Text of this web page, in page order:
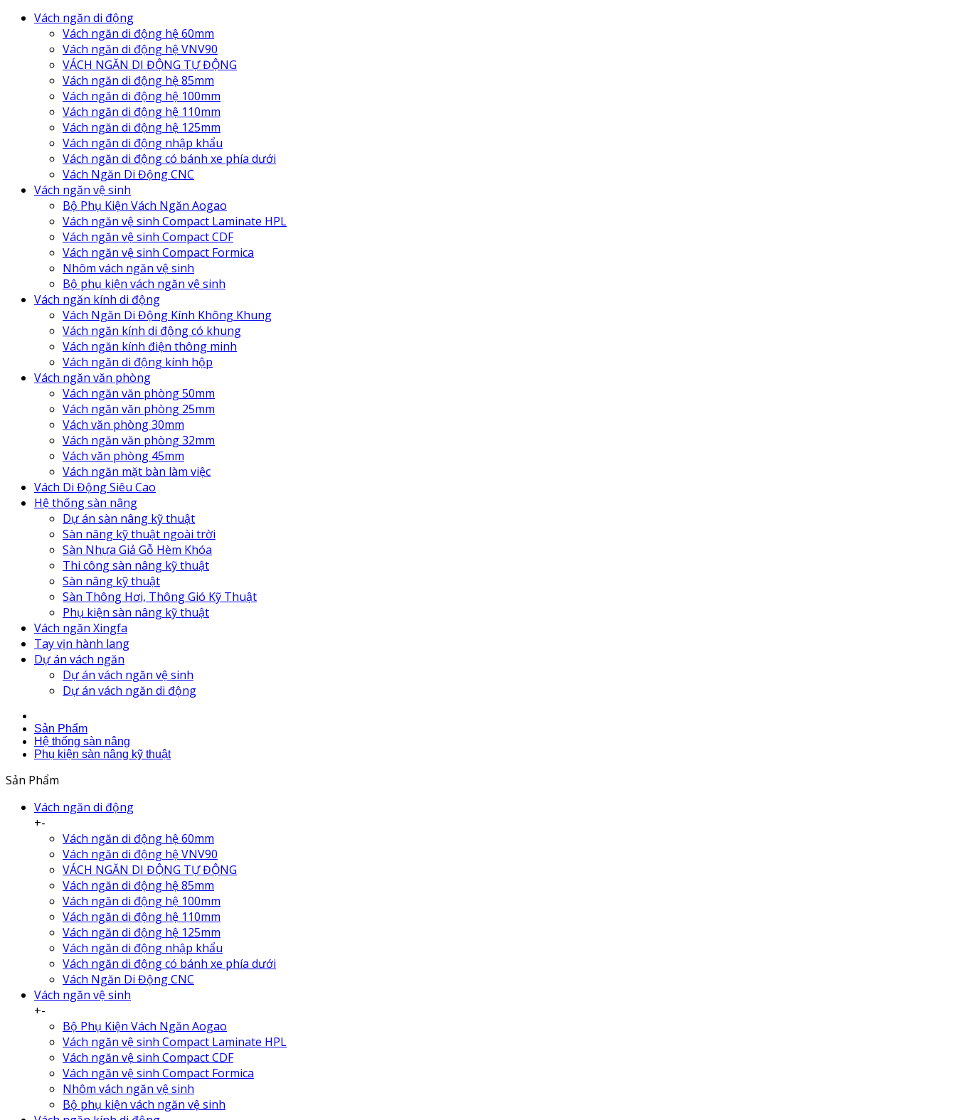
Vách ngăn di động
Vách ngăn di động hệ 60mm
Vách ngăn di động hệ VNV90
VÁCH NGĂN DI ĐỘNG TỰ ĐỘNG
Vách ngăn di động hệ 85mm
Vách ngăn di động hệ 100mm
Vách ngăn di động hệ 110mm
Vách ngăn di động hệ 125mm
Vách ngăn di động nhập khẩu
Vách ngăn di động có bánh xe phía dưới
Vách Ngăn Di Động CNC
Vách ngăn vệ sinh
Bộ Phụ Kiện Vách Ngăn Aogao
Vách ngăn vệ sinh Compact Laminate HPL
Vách ngăn vệ sinh Compact CDF
Vách ngăn vệ sinh Compact Formica
Nhôm vách ngăn vệ sinh
Bộ phụ kiện vách ngăn vệ sinh
Vách ngăn kính di động
Vách Ngăn Di Động Kính Không Khung
Vách ngăn kính di động có khung
Vách ngăn kính điện thông minh
Vách ngăn di động kính hộp
Vách ngăn văn phòng
Vách ngăn văn phòng 50mm
Vách ngăn văn phòng 25mm
Vách văn phòng 30mm
Vách ngăn văn phòng 32mm
Vách văn phòng 45mm
Vách ngăn mặt bàn làm việc
Vách Di Động Siêu Cao
Hệ thống sàn nâng
Dự án sàn nâng kỹ thuật
Sàn nâng kỹ thuật ngoài trời
Sàn Nhựa Giả Gỗ Hèm Khóa
Thi công sàn nâng kỹ thuật
Sàn nâng kỹ thuật
Sàn Thông Hơi, Thông Gió Kỹ Thuật
Phụ kiện sàn nâng kỹ thuật
Vách ngăn Xingfa
Tay vịn hành lang
Dự án vách ngăn
Dự án vách ngăn vệ sinh
Dự án vách ngăn di động
Sản Phẩm
Hệ thống sàn nâng
Phụ kiện sàn nâng kỹ thuật
Sản Phẩm
Vách ngăn di động
+-
Vách ngăn di động hệ 60mm
Vách ngăn di động hệ VNV90
VÁCH NGĂN DI ĐỘNG TỰ ĐỘNG
Vách ngăn di động hệ 85mm
Vách ngăn di động hệ 100mm
Vách ngăn di động hệ 110mm
Vách ngăn di động hệ 125mm
Vách ngăn di động nhập khẩu
Vách ngăn di động có bánh xe phía dưới
Vách Ngăn Di Động CNC
Vách ngăn vệ sinh
+-
Bộ Phụ Kiện Vách Ngăn Aogao
Vách ngăn vệ sinh Compact Laminate HPL
Vách ngăn vệ sinh Compact CDF
Vách ngăn vệ sinh Compact Formica
Nhôm vách ngăn vệ sinh
Bộ phụ kiện vách ngăn vệ sinh